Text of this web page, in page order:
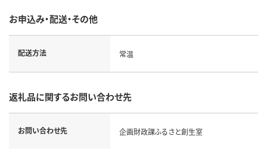
お申込み・配送・その他
配送方法 常温
返礼品に関するお問い合わせ先
お問い合わせ先 企画財政課ふるさと創生室